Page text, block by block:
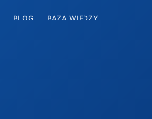
BLOG BAZA WIEDZY